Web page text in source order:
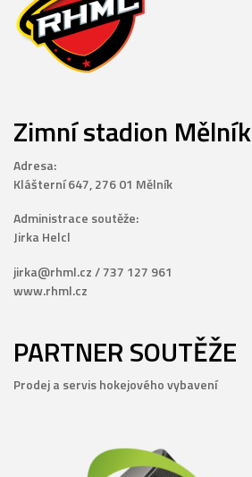
Zimní stadion Mělník
Adresa:
Klášterní 647, 276 01 Mělník
Administrace soutěže:
Jirka Helcl
jirka@rhml.cz / 737 127 961
www.rhml.cz
PARTNER SOUTĚŽE
Prodej a servis hokejového vybavení